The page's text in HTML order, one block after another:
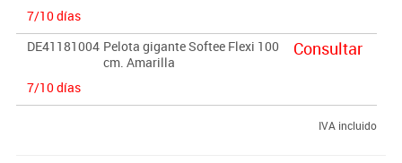
7/10 días
DE41181004 Pelota gigante Softee Flexi 100
cm. Amarilla
7/10 días
Consultar
IVA incluido